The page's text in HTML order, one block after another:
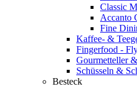
Classic
Accanto
Fine
Kaffee- &
Fingerfood -
Gourmetteller
Schüsseln &
Besteck